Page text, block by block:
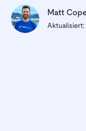
Matt
Aktualisiert: